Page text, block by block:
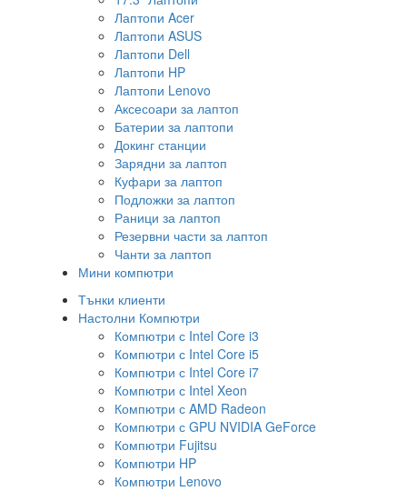
Лаптопи Acer
Лаптопи ASUS
Лаптопи Dell
Лаптопи HP
Лаптопи Lenovo
Аксесоари за лаптоп
Батерии за лаптопи
Докинг станции
Зарядни за лаптоп
Куфари за лаптоп
Подложки за лаптоп
Раници за лаптоп
Резервни части за лаптоп
Чанти за лаптоп
Мини компютри
Тънки клиенти
Настолни Компютри
Компютри с Intel Core i3
Компютри с Intel Core i5
Компютри с Intel Core i7
Компютри с Intel Xeon
Компютри с AMD Radeon
Компютри с GPU NVIDIA GeForce
Компютри Fujitsu
Компютри HP
Компютри Lenovo